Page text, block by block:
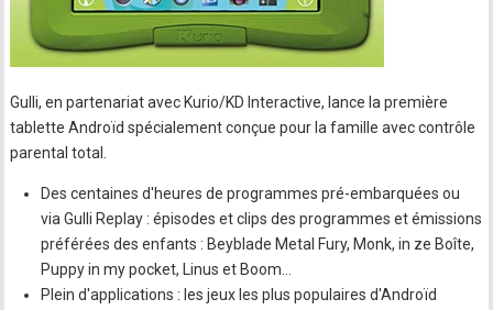
Gulli, en partenariat avec Kurio/KD Interactive, lance la première
tablette Androïd spécialement conçue pour la famille avec contrôle
parental total.
Des centaines d'heures de programmes pré-embarquées ou
via Gulli Replay : épisodes et clips des programmes et émissions
préférées des enfants : Beyblade Metal Fury, Monk, in ze Boîte,
Puppy in my pocket, Linus et Boom…
Plein d'applications : les jeux les plus populaires d'Androïd